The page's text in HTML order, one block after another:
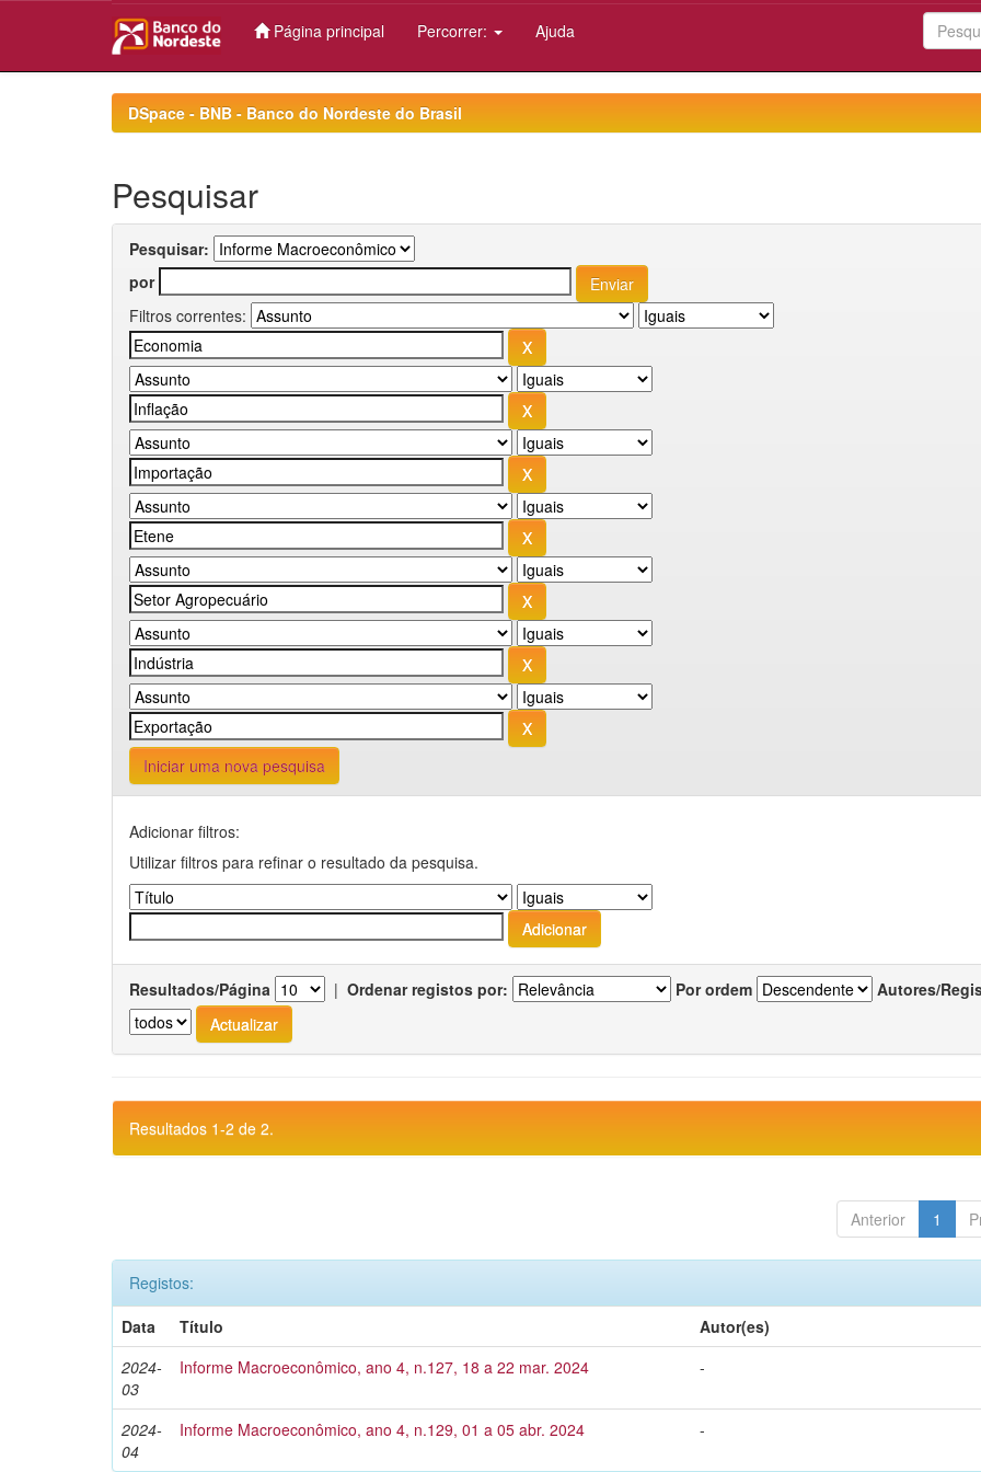
Página principal Percorrer: Ajuda
DSpace - BNB - Banco do Nordeste do Brasil
Pesquisar
Pesquisar:
por
Filtros correntes:
Iniciar uma nova pesquisa
Adicionar filtros:
Utilizar filtros para refinar o resultado da pesquisa.
Resultados/Página | Ordenar registos por: Por ordem Autores/
Resultados 1-2 de 2.
Anterior 1
Registos:
Data
Título
Autor(es)
2024-
03
Informe Macroeconômico, ano 4, n.127, 18 a 22 mar. 2024 -
2024-
04
Informe Macroeconômico, ano 4, n.129, 01 a 05 abr. 2024 -